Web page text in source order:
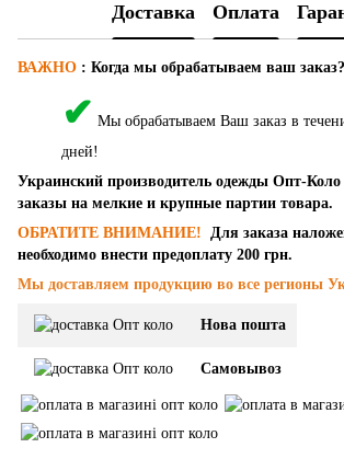
Доставка Оплата
ВАЖНО : Когда мы обрабатываем ваш заказ?
✔ Мы обрабатываем Ваш заказ в
дней!
Украинский производитель одежды Опт-Коло
заказы на мелкие и крупные партии товара.
ОБРАТИТЕ ВНИМАНИЕ!
Для заказа
необходимо внести предоплату 200 грн.
Мы доставляем продукцию во все регионы
Нова пошта
Самовывоз